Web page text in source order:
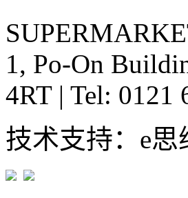
1, Po-On
4RT | Tel: 0121
技术支持：e思